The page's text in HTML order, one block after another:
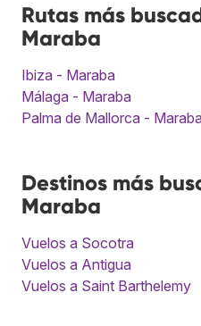
Rutas más
Maraba
Ibiza - Maraba
Málaga - Maraba
Palma de Mallorca - Maraba
Destinos más
Maraba
Vuelos a Socotra
Vuelos a Antigua
Vuelos a Saint Barthelemy